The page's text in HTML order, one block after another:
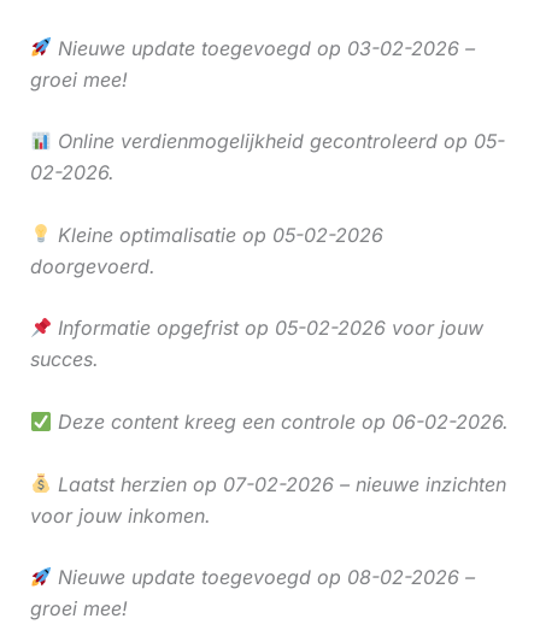
Nieuwe update toegevoegd op 03-02-2026 –
groei mee!
Online verdienmogelijkheid gecontroleerd op 05-
02-2026.
Kleine optimalisatie op 05-02-2026
doorgevoerd.
Informatie opgefrist op 05-02-2026 voor jouw
succes.
Deze content kreeg een controle op 06-02-2026.
Laatst herzien op 07-02-2026 – nieuwe inzichten
voor jouw inkomen.
Nieuwe update toegevoegd op 08-02-2026 –
groei mee!